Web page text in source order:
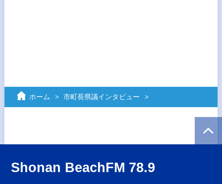
ホーム 市町長県議インタビュー
Shonan BeachFM 78.9